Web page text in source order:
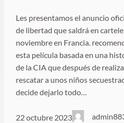
Les presentamos el anuncio
de libertad que saldrá en
noviembre en Francia.
esta película basada en una
de la CIA que después de
rescatar a unos niños
decide dejarlo todo…
22 octubre 2023